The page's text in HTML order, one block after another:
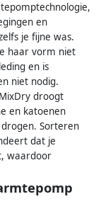
en
je fijne was.
haar vorm niet
en is
niet nodig.
droogt
en katoenen
Sorteren
dat je
waardoor